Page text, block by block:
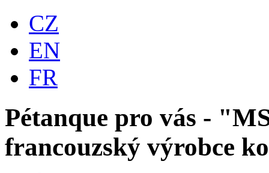
CZ
EN
FR
Pétanque pro vás -
francouzský výrobce